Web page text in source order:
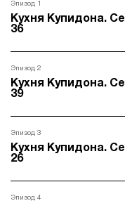
Эпизод 1
Кухня Купидона.
36
Эпизод 2
Кухня Купидона.
39
Эпизод 3
Кухня Купидона.
26
Эпизод 4